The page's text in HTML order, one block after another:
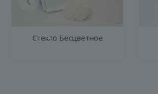
Стекло Бесцветное